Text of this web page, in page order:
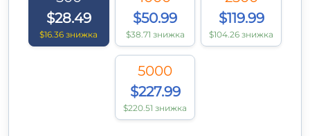
$28.49
$16.36 знижка
$50.99
$38.71 знижка
$119.99
$104.26 знижка
5000
$227.99
$220.51 знижка